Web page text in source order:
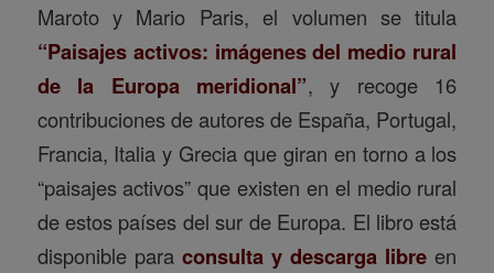
Maroto y Mario Paris, el volumen se titula
“Paisajes activos: imágenes del medio rural
de la Europa meridional”, y recoge 16
contribuciones de autores de España, Portugal,
Francia, Italia y Grecia que giran en torno a los
“paisajes activos” que existen en el medio rural
de estos países del sur de Europa. El libro está
disponible para consulta y descarga libre en